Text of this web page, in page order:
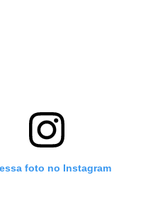
foto no Instagram